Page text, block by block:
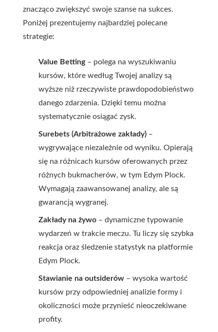
znacząco zwiększyć swoje szanse na sukces.
Poniżej prezentujemy najbardziej polecane
strategie:
Value Betting– polega na wyszukiwaniu
kursów, które według Twojej analizy są
wyższe niż rzeczywiste prawdopodobieństwo
danego zdarzenia. Dzięki temu można
systematycznie osiągać zysk.
Surebets (Arbitrażowe zakłady) –
wygrywające niezależnie od wyniku. Opierają
się na różnicach kursów oferowanych przez
różnych bukmacherów, w tym Edym Plock.
Wymagają zaawansowanej analizy, ale są
gwarancją wygranej.
Zakłady na żywo – dynamiczne typowanie
wydarzeń w trakcie meczu. Tu liczy się szybka
reakcja oraz śledzenie statystyk na platformie
Edym Plock.
Stawianie na outsiderów – wysoka wartość
kursów przy odpowiedniej analizie formy i
okoliczności może przynieść nieoczekiwane
profity.